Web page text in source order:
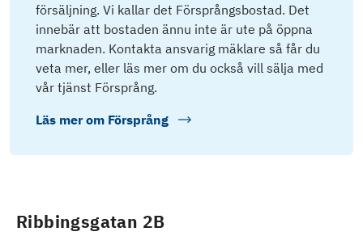
försäljning. Vi kallar det Försprångsbostad. Det
innebär att bostaden ännu inte är ute på öppna
marknaden. Kontakta ansvarig mäklare så får du
veta mer, eller läs mer om du också vill sälja med
vår tjänst Försprång.
Läs mer om Försprång
Ribbingsgatan 2B